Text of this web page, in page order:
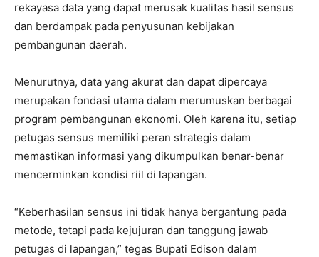
rekayasa data yang dapat merusak kualitas hasil sensus
dan berdampak pada penyusunan kebijakan
pembangunan daerah.
Menurutnya, data yang akurat dan dapat dipercaya
merupakan fondasi utama dalam merumuskan berbagai
program pembangunan ekonomi. Oleh karena itu, setiap
petugas sensus memiliki peran strategis dalam
memastikan informasi yang dikumpulkan benar-benar
mencerminkan kondisi riil di lapangan.
“Keberhasilan sensus ini tidak hanya bergantung pada
metode, tetapi pada kejujuran dan tanggung jawab
petugas di lapangan,” tegas Bupati Edison dalam